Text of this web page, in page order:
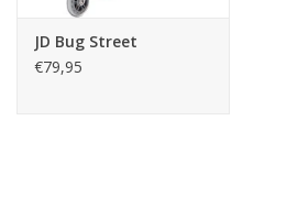
JD Bug Street
€79,95